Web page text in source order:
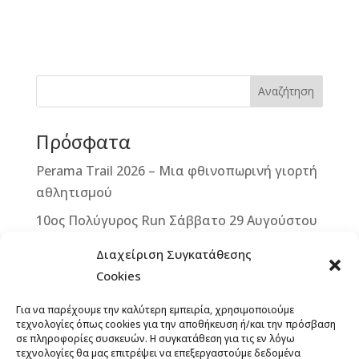
Διαχείριση Συγκατάθεσης
Cookies
Για να παρέχουμε την καλύτερη εμπειρία, χρησιμοποιούμε
τεχνολογίες όπως cookies για την αποθήκευση ή/και την πρόσβαση
σε πληροφορίες συσκευών. Η συγκατάθεση για τις εν λόγω
τεχνολογίες θα μας επιτρέψει να επεξεργαστούμε δεδομένα
e
o
k
e
e
r
r l ter
Αναζήτηση
Πρόσφατα
Perama Trail 2026 – Μια φθινοπωρινή γιορτή
αθλητισμού
10ος Πολύγυρος Run Σάββατο 29 Αυγούστου
2ο ΒΙΚΕ VERTICAL CHALLENGE – Μια
της Δυτικής Μάνης – Κυριακή 13
Σεπτεμβρίου 2026